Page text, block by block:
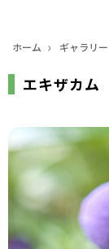
ホーム ギャラリー
エキザカム